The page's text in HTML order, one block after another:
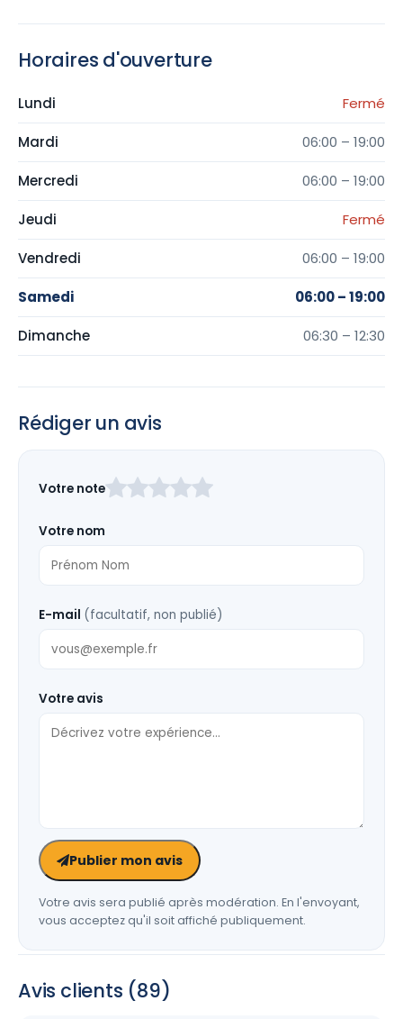
Horaires d'ouverture
Lundi Fermé
Mardi 06:00 – 19:00
Mercredi 06:00 – 19:00
Jeudi Fermé
Vendredi 06:00 – 19:00
Samedi 06:00 – 19:00
Dimanche 06:30 – 12:30
Rédiger un avis
ce
vide
Votre note
Votre nom
E-mail (facultatif, non publié)
Votre avis
Publier mon avis
Votre avis sera publié après modération. En l'envoyant,
vous acceptez qu'il soit affiché publiquement.
Avis clients (89)